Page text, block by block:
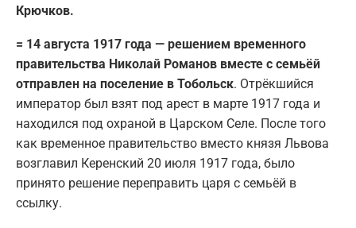
Крючков.
= 14 августа 1917 года — решением временного
правительства Николай Романов вместе с семьёй
отправлен на поселение в Тобольск. Отрёкшийся
император был взят под арест в марте 1917 года и
находился под охраной в Царском Селе. После того
как временное правительство вместо князя Львова
возглавил Керенский 20 июля 1917 года, было
принято решение переправить царя с семьёй в
ссылку.